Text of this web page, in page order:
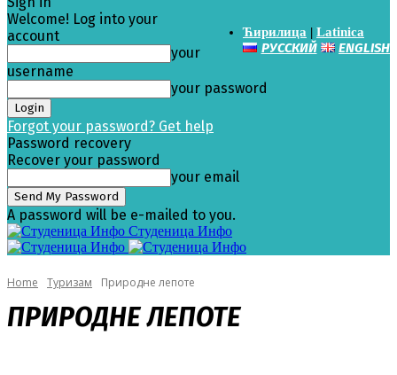
Ћирилица | Latinica
РУССКИЙ ENGLISH
Welcome! Log into your
account
your
username
your password
Forgot your password? Get help
Password recovery
Recover your password
your email
A password will be e-mailed to you.
Студеница Инфо
Home Туризам Природне лепоте
ПРИРОДНЕ ЛЕПОТЕ